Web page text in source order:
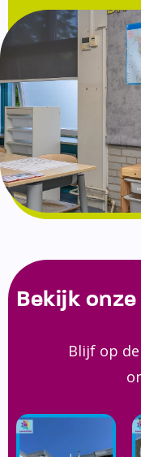
Bekijk
Blijf op